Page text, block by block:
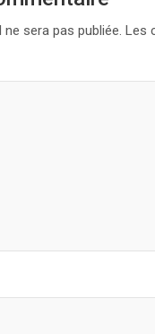
sera pas publiée. Les